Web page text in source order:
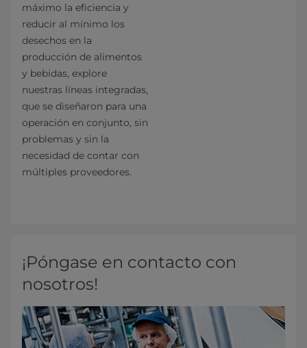
máximo la eficiencia y
reducir al mínimo los
desechos en la
producción de alimentos
y bebidas, explore
nuestras líneas integradas,
que se diseñaron para una
operación en conjunto, sin
problemas y sin la
necesidad de contar con
múltiples proveedores.
¡Póngase en contacto con
nosotros!